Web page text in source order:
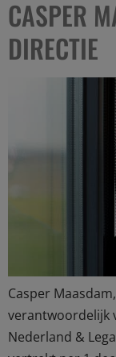
CASPER
DIRECTIE
Casper
verantwoordelijk
Nederland &